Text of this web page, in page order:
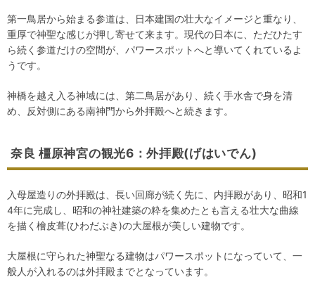
第一鳥居から始まる参道は、日本建国の壮大なイメージと重なり、
重厚で神聖な感じが押し寄せて来ます。現代の日本に、ただひたす
ら続く参道だけの空間が、パワースポットへと導いてくれているよ
うです。
神橋を越え入る神域には、第二鳥居があり、続く手水舎で身を清
め、反対側にある南神門から外拝殿へと続きます。
奈良 橿原神宮の観光6：外拝殿(げはいでん)
入母屋造りの外拝殿は、長い回廊が続く先に、内拝殿があり、昭和1
4年に完成し、昭和の神社建築の粋を集めたとも言える壮大な曲線
を描く檜皮葺(ひわだぶき)の大屋根が美しい建物です。
大屋根に守られた神聖なる建物はパワースポットになっていて、一
般人が入れるのは外拝殿までとなっています。